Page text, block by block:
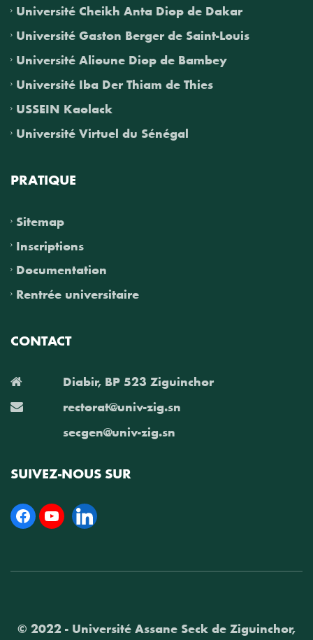
Université Cheikh Anta Diop de Dakar
Université Gaston Berger de Saint-Louis
Université Alioune Diop de Bambey
Université Iba Der Thiam de Thies
USSEIN Kaolack
Université Virtuel du Sénégal
PRATIQUE
Sitemap
Inscriptions
Documentation
Rentrée universitaire
CONTACT
Diabir, BP 523 Ziguinchor
rectorat@univ-zig.sn
secgen@univ-zig.sn
SUIVEZ-NOUS SUR
Facebook
YouTubeLinkedin
© 2022 - Université Assane Seck de Ziguinchor,